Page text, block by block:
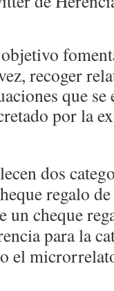
recoger
que
por la
dos
regalo
un cheque
para la
el